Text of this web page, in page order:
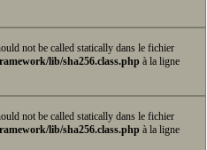
not be called statically dans le fichier
lib/sha256.class.php à la ligne
not be called statically dans le fichier
lib/sha256.class.php à la ligne